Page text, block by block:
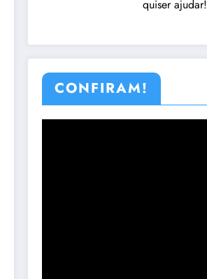
quiser ajudar!
CONFIRAM!